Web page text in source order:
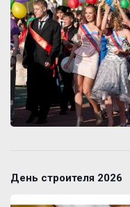
День строителя 2026